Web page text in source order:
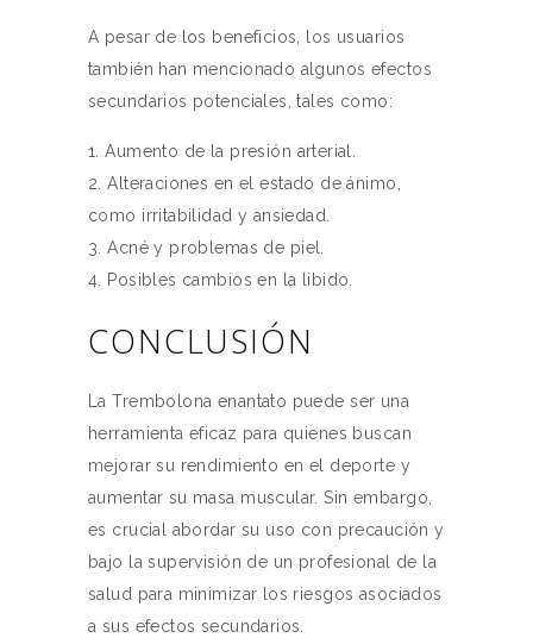
A pesar de los beneficios, los usuarios
también han mencionado algunos efectos
secundarios potenciales, tales como:
Aumento de la presión arterial.
Alteraciones en el estado de ánimo,
como irritabilidad y ansiedad.
Acné y problemas de piel.
Posibles cambios en la libido.
CONCLUSIÓN
La Trembolona enantato puede ser una
herramienta eficaz para quienes buscan
mejorar su rendimiento en el deporte y
aumentar su masa muscular. Sin embargo,
es crucial abordar su uso con precaución y
bajo la supervisión de un profesional de la
salud para minimizar los riesgos asociados
a sus efectos secundarios.